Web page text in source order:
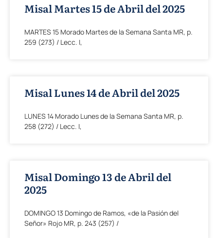
Misal Martes 15 de Abril del 2025
MARTES 15 Morado Martes de la Semana Santa MR, p.
259 (273) / Lecc. I,
Misal Lunes 14 de Abril del 2025
LUNES 14 Morado Lunes de la Semana Santa MR, p.
258 (272) / Lecc. I,
Misal Domingo 13 de Abril del
2025
DOMINGO 13 Domingo de Ramos, «de la Pasión del
Señor» Rojo MR, p. 243 (257) /